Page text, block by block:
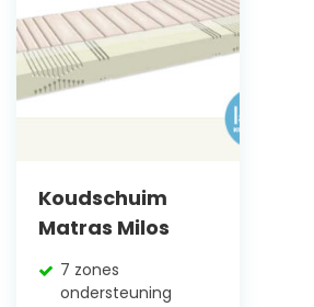
Koudschuim
Matras Milos
7 zones
ondersteuning